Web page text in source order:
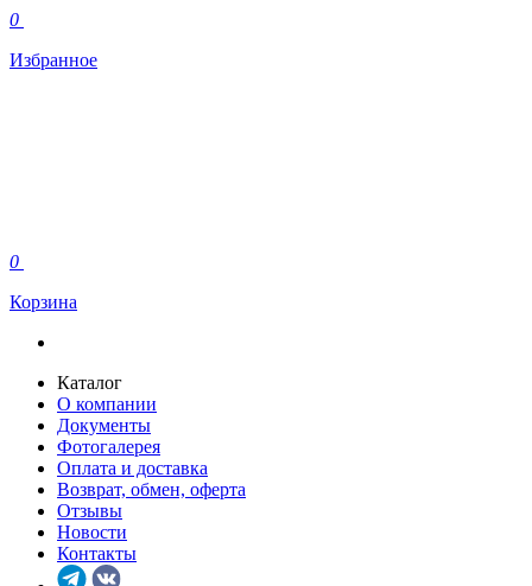
0
Избранное
0
Корзина
Каталог
О компании
Документы
Фотогалерея
Оплата и доставка
Возврат, обмен, оферта
Отзывы
Новости
Контакты